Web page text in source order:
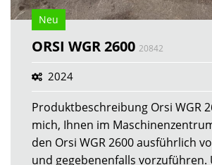
Neu
ORSI WGR 2600 20842
2024
Produktbeschreibung Orsi WGR
mich, Ihnen im
den Orsi WGR 2600 ausführlich
und gegebenenfalls vorzuführen.